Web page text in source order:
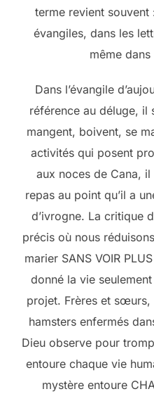
terme revient
évangiles, dans les
même dans
Dans l’évangile
référence au déluge, il
mangent, boivent, se
activités qui posent
aux noces de Cana,
repas au point qu’il a
d’ivrogne. La critique
précis où nous
marier SANS VOIR
donné la vie
projet. Frères et sœurs,
hamsters enfermés
Dieu observe pour
entoure chaque vie
mystère entoure